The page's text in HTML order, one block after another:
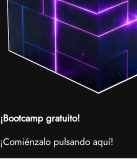
¡Bootcamp gratuito!
¡Comiénzalo pulsando aquí!